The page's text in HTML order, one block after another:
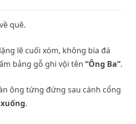
quê.
lẽ cuối xóm, không bia đá
bảng gỗ ghi vội tên “Ông Ba”.
ông từng đứng sau cánh cổng
.